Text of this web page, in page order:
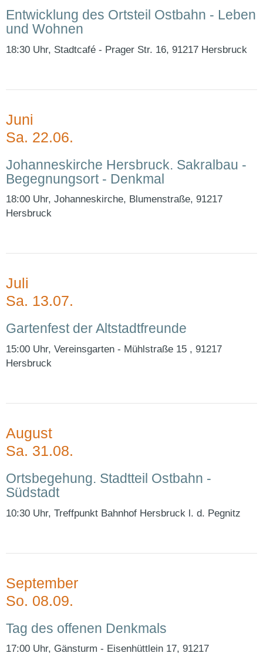
Entwicklung des Ortsteil Ostbahn - Leben
und Wohnen
18:30 Uhr, Stadtcafé - Prager Str. 16, 91217 Hersbruck
Juni
Sa. 22.06.
Johanneskirche Hersbruck. Sakralbau -
Begegnungsort - Denkmal
18:00 Uhr, Johanneskirche, Blumenstraße, 91217
Hersbruck
Juli
Sa. 13.07.
Gartenfest der Altstadtfreunde
15:00 Uhr, Vereinsgarten - Mühlstraße 15 , 91217
Hersbruck
August
Sa. 31.08.
Ortsbegehung. Stadtteil Ostbahn -
Südstadt
10:30 Uhr, Treffpunkt Bahnhof Hersbruck l. d. Pegnitz
September
So. 08.09.
Tag des offenen Denkmals
17:00 Uhr, Gänsturm - Eisenhüttlein 17, 91217